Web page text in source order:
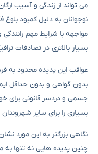
می تواند از زندگی و آسیب
نوجوانان به دلیل کمبود
مواجهه با شرایط مهم
بسیار بالاتری در تصادفات
عواقب این پدیده محدود به
بدون گواهی و بدون حداقل
جسمی و دردسر قانونی برای
بسیاری را برای سایر
نگاهی بزرگتر به این مورد
چنین پدیده هایی نه تنها به